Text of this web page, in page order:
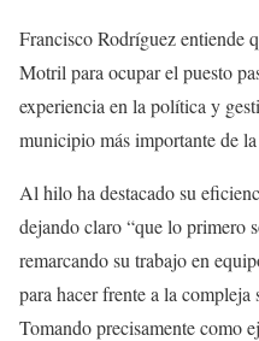
Francisco Rodríguez entiende
Motril para ocupar el puesto
experiencia en la política y
municipio más importante de
Al hilo ha destacado su
dejando claro “que lo primero
remarcando su trabajo en
para hacer frente a la
Tomando precisamente como